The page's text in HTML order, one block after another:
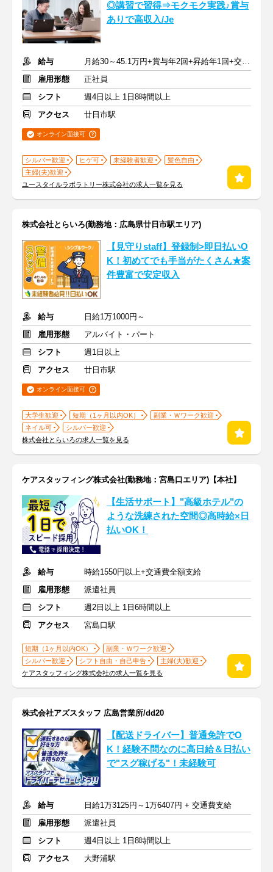
◎講習で習得⇒モクモク実践♪賞与
ありで高収入/Je
給与
月給30～45.1万円+賞与年2回+昇給年1回+交通費全額
雇用形態
正社員
シフト
週4日以上 1日8時間以上
アクセス
廿日市駅
オンライン面接可
シルバー歓迎 ヒゲ可 未経験者歓迎
髪色自由
主婦(夫)歓迎
ユースタイルラボラトリー株式会社の求人一覧を見る
株式会社とらいろ(勤務地：広島県廿日市駅エリア)
【見守りstaff】登録制>即日払いO
K！初めてでも手当がたくさん★案
件豊富で安定収入
給与
日給1万1000円～
雇用形態
アルバイト・パート
シフト
週1日以上
アクセス
廿日市駅
オンライン面接可
大学生歓迎 短期（1ヶ月以内OK）
副業・Ｗワーク歓迎
ネイル可
シルバー歓迎
株式会社とらいろの求人一覧を見る
ケアスタッフィング株式会社(勤務地：宮島口エリア)【本社】
【生活サポート】"高級ホテル"の
ような洗練された空間◎高時給×日
払いOK！
給与
時給1550円以上+交通費全額支給
雇用形態
派遣社員
シフト
週2日以上 1日6時間以上
アクセス
宮島口駅
短期（1ヶ月以内OK）
副業・Ｗワーク歓迎
シルバー歓迎
シフト自由・自己申告
主婦(夫)歓迎
ケアスタッフィング株式会社の求人一覧を見る
株式会社アズスタッフ 広島営業所/dd20
【配送ドライバー】普通免許でO
K！経験不問なのに高日給＆日払い
で"スグ稼げる"！未経験可
給与
日給1万3125円～1万6407円 + 交通費支給
雇用形態
派遣社員
シフト
週4日以上 1日8時間以上
アクセス
大野浦駅